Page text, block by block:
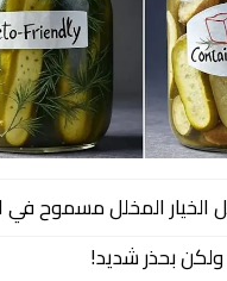
المخلل مسموح في
بحذر شديد!